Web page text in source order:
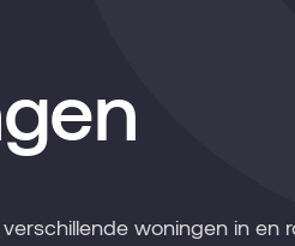
woningen in en